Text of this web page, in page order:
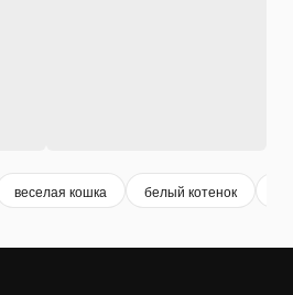
веселая кошка белый котенок